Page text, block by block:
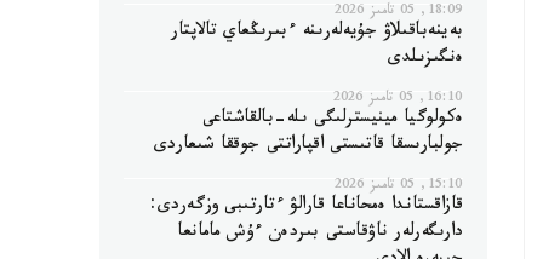
18:09, 05 تامىز 2026
بەينەباقىلاۋ جۇيەلەرىنە ءبىرىڭعاي تالاپتار
ەنگىزىلدى
16:10, 05 تامىز 2026
ەكولوگيا مينيسترلىگى ىلە-بالقاشتاعى
جولبارىسقا قاتىستى اقپاراتتى جوققا شىعاردى
15:10, 05 تامىز 2026
قازاقستاندا ەمحاناعا قارالۋ ءتارتىبى وزگەردى:
دارىگەرلەر ناۋقاستى بىردەن ءۇش مامانعا